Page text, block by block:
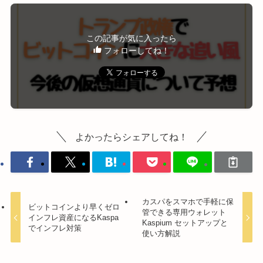
この記事が気に入ったら
フォローしてね！
よかったらシェアしてね！
ビットコインより早くゼロ
インフレ資産になるKaspa
でインフレ対策
カスパをスマホで手軽に保
管できる専用ウォレット
Kaspium セットアップと
使い方解説